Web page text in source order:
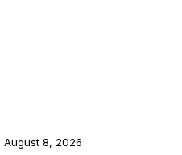
August 8, 2026